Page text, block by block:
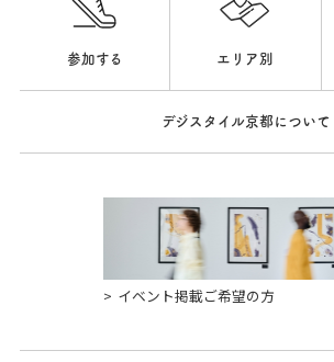
参加する エリア別
デジスタイル京都について
イベント掲載ご希望の方